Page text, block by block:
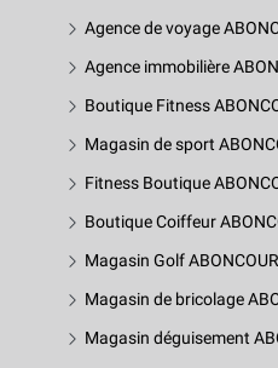
Agence de voyage
Agence immobilière
Boutique Fitness
Magasin de sport
Fitness Boutique
Boutique Coiffeur
Magasin Golf
Magasin de bricolage
Magasin déguisement